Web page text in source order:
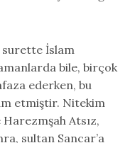
surette İslam
bile, birçok
ederken, bu
etmiştir. Nitekim
Atsız,
sultan Sancar’a